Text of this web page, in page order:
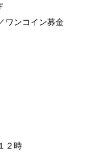
ワンコイン募金
２時